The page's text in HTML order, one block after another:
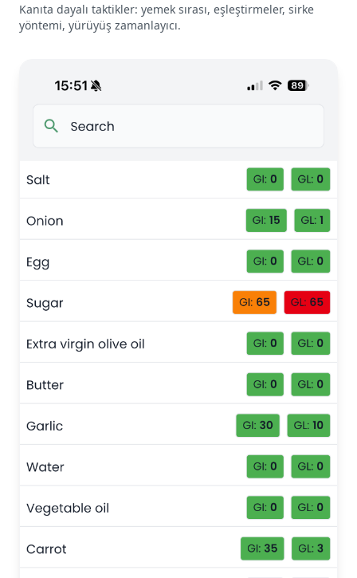
Kanıta dayalı taktikler: yemek sırası, eşleştirmeler, sirke
yöntemi, yürüyüş zamanlayıcı.